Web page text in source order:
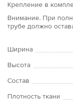
Крепление в
Внимание. При
трубе должно
Ширина
Высота
Состав
Плотность ткани